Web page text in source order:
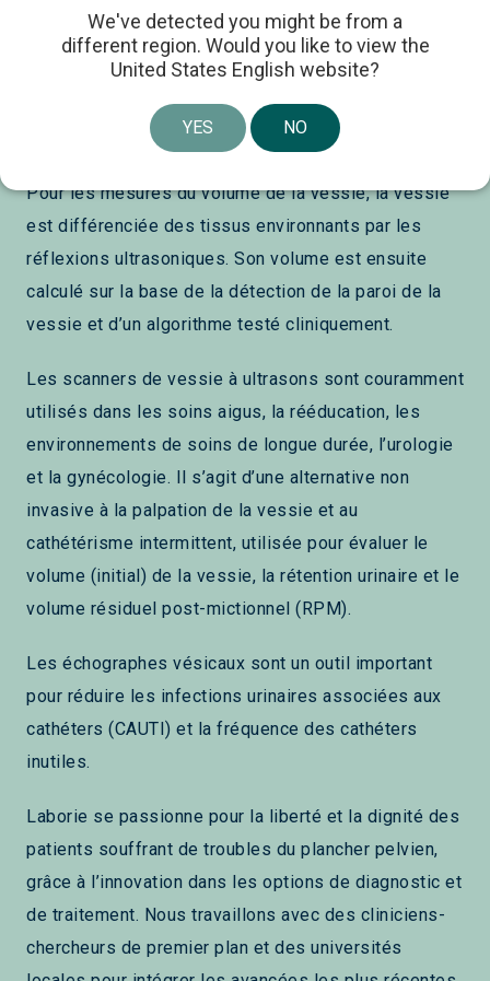
sur la réflexion des ondes ultrasoniques. Les
ultrasons sont utilisés pour visualiser, surveiller et
effectuer des mesures dans le corps humain de
manière non invasive.
Pour les mesures du volume de la vessie, la vessie
est différenciée des tissus environnants par les
réflexions ultrasoniques. Son volume est ensuite
calculé sur la base de la détection de la paroi de la
vessie et d’un algorithme testé cliniquement.
Les scanners de vessie à ultrasons sont couramment
utilisés dans les soins aigus, la rééducation, les
environnements de soins de longue durée, l’urologie
et la gynécologie. Il s’agit d’une alternative non
invasive à la palpation de la vessie et au
cathétérisme intermittent, utilisée pour évaluer le
volume (initial) de la vessie, la rétention urinaire et le
volume résiduel post-mictionnel (RPM).
Les échographes vésicaux sont un outil important
pour réduire les infections urinaires associées aux
cathéters (CAUTI) et la fréquence des cathéters
inutiles.
Laborie se passionne pour la liberté et la dignité des
patients souffrant de troubles du plancher pelvien,
grâce à l’innovation dans les options de diagnostic et
de traitement. Nous travaillons avec des cliniciens-
chercheurs de premier plan et des universités
We've detected you might be from a
different region. Would you like to view the
United States English website?
YES NO